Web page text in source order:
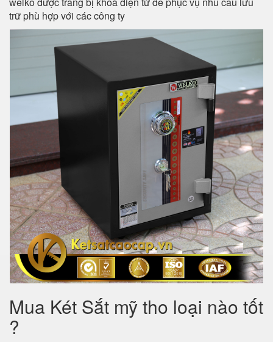
trữ phù hợp với các công ty
Mua Két Sắt mỹ tho loại nào tốt
?